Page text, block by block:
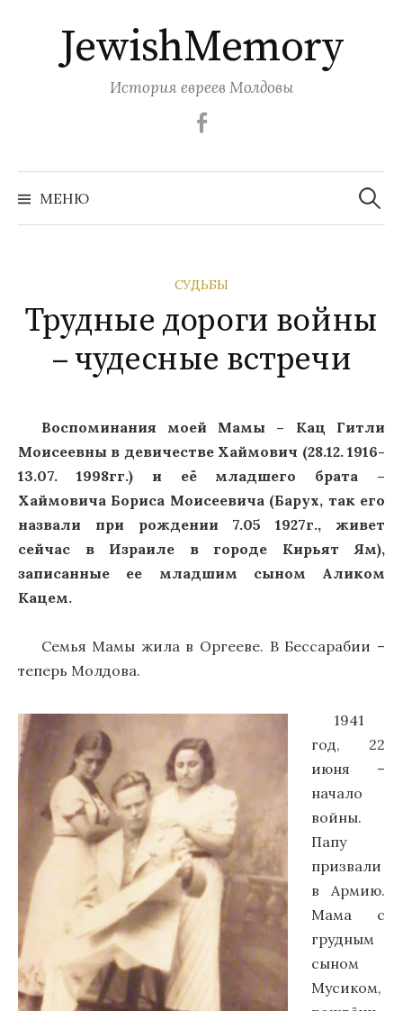
содержимому
JewishMemory
История евреев Молдовы
МЕНЮ Найти:
СУДЬБЫ
Трудные дороги войны
– чудесные встречи
Воспоминания моей Мамы – Кац Гитли
Моисеевны в девичестве Хаймович (28.12. 1916-
13.07. 1998гг.) и её младшего брата –
Хаймовича Бориса Моисеевича (Барух, так его
назвали при рождении 7.05 1927г., живет
сейчас в Израиле в городе Кирьят Ям),
записанные ее младшим сыном Аликом
Кацем.
Семья Мамы жила в Оргееве. В Бессарабии –
теперь Молдова.
1941
год, 22
июня –
начало
войны.
Папу
призвали
в Армию.
Мама с
грудным
сыном
Мусиком,